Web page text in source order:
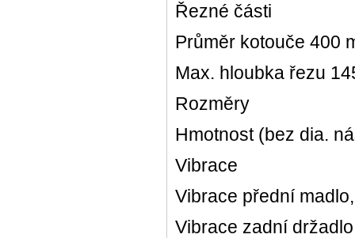
Řezné části
Průměr kotouče 400
Max. hloubka řezu
Rozměry
Hmotnost (bez dia.
Vibrace
Vibrace přední
Vibrace zadní